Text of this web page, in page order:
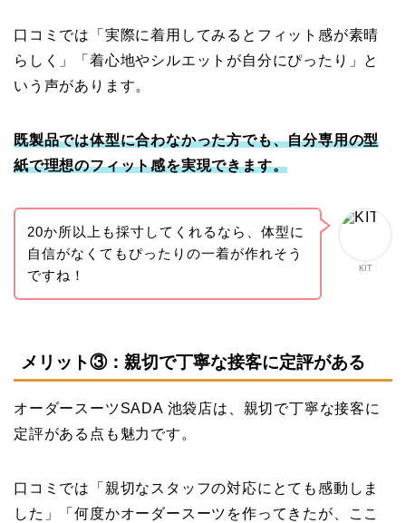
口コミでは「実際に着用してみるとフィット感が素晴
らしく」「着心地やシルエットが自分にぴったり」と
いう声があります。
既製品では体型に合わなかった方でも、自分専用の型
紙で理想のフィット感を実現できます。
KIT
20か所以上も採寸してくれるなら、体型に
自信がなくてもぴったりの一着が作れそう
ですね！
メリット③：親切で丁寧な接客に定評がある
オーダースーツSADA 池袋店は、親切で丁寧な接客に
定評がある点も魅力です。
口コミでは「親切なスタッフの対応にとても感動しま
した」「何度かオーダースーツを作ってきたが、ここ